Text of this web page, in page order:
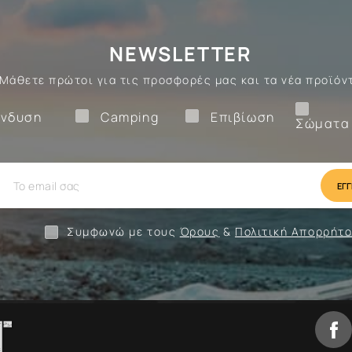
NEWSLETTER
Μάθετε πρώτοι για τις προσφορές μας και τα νέα
Επιβίωση
Επιβίωση
Camping
Camping
Ένδυση
Συμφωνώ με τους Όρους & Πολιτική